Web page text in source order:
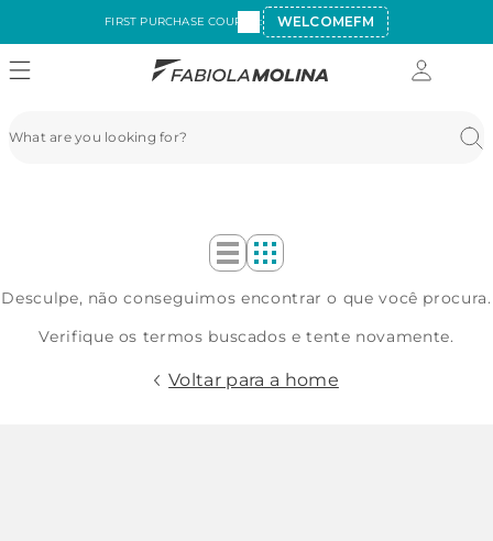
FIRST PURCHASE COUPON: WELCOMEFM
Desculpe, não conseguimos encontrar o que você procura.
Verifique os termos buscados e tente novamente.
Voltar para a home